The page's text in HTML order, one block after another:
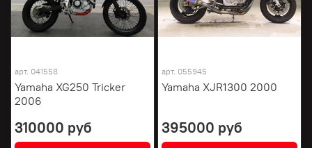
арт. 041558
Yamaha XG250 Tricker
2006
310000 руб
арт. 055945
Yamaha XJR1300 2000
395000 руб